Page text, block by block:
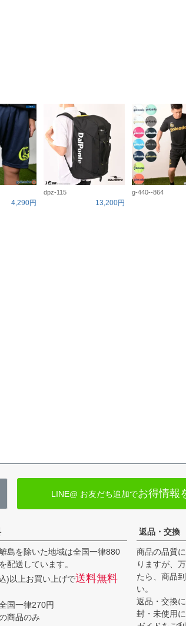
4,290円
dpz-115
13,200円
g-440--864
LINE@ お友だち追加でお得情報
島を除いた地域は全国一律880
配送しています。
)以上お買い上げで送料無料
国一律270円
商品のみ
返品・交換
商品の品質
りますが、
たら、商品
い。
返品・交換
封・未使用